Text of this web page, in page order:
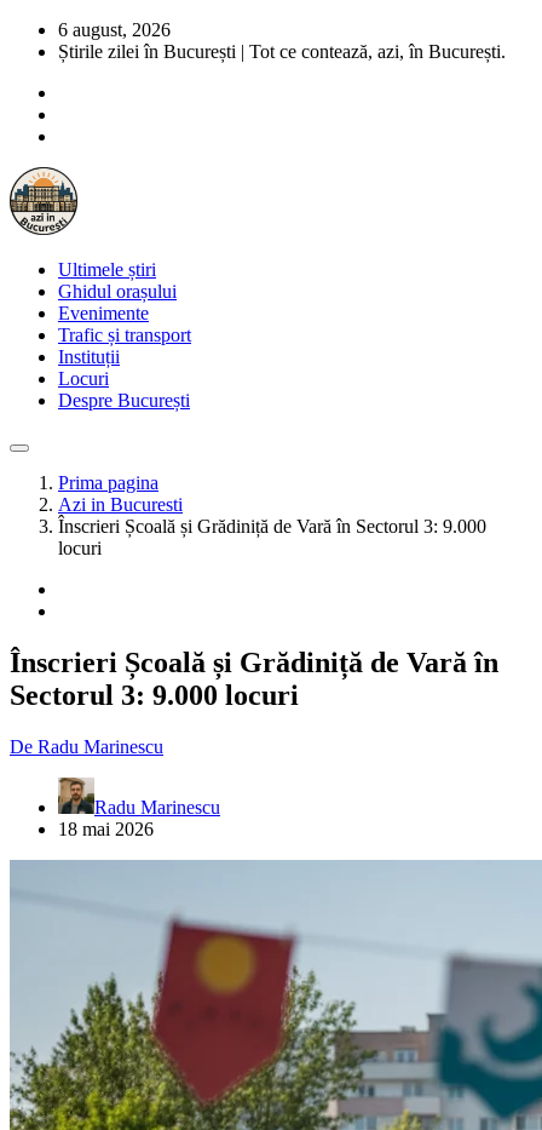
6 august, 2026
Știrile zilei în București | Tot ce contează, azi, în București.
Ultimele știri
Ghidul orașului
Evenimente
Trafic și transport
Instituții
Locuri
Despre București
Prima pagina
Azi in Bucuresti
Înscrieri Școală și Grădiniță de Vară în Sectorul 3: 9.000
locuri
Înscrieri Școală și Grădiniță de Vară în
Sectorul 3: 9.000 locuri
De Radu Marinescu
Radu Marinescu
18 mai 2026